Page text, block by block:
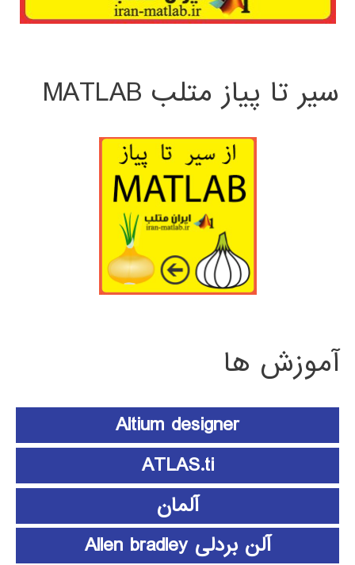
سیر تا پیاز متلب MATLAB
آموزش ها
Altium designer
ATLAS.ti
آلمان
آلن بردلی Allen bradley